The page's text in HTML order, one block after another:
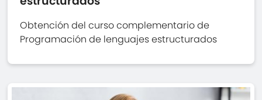
Obtención del curso complementario de
Programación de lenguajes estructurados